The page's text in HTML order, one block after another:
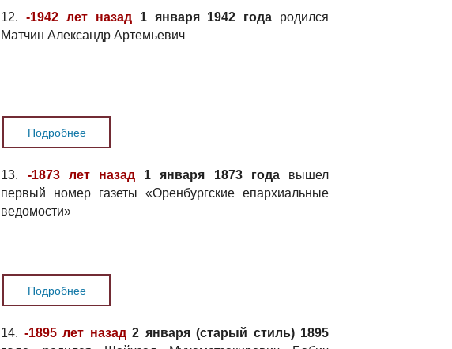
12.-1942 лет назад1 января 1942 года родился
Матчин Александр Артемьевич
Подробнее
13. -1873 лет назад 1 января 1873 годавышел
первый номер газеты «Оренбургские епархиальные
ведомости»
Подробнее
14. -1895 лет назад2 января (старый стиль) 1895